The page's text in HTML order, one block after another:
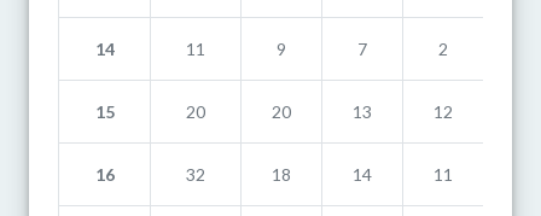
14 11 9 7 2
15 20 20 13 12
16 32 18 14 11